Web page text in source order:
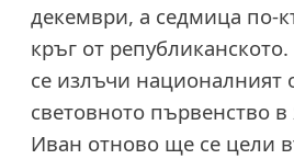
декември, а седмица по-
кръг от
се излъчи националният
световното първенство
Иван отново ще се цели